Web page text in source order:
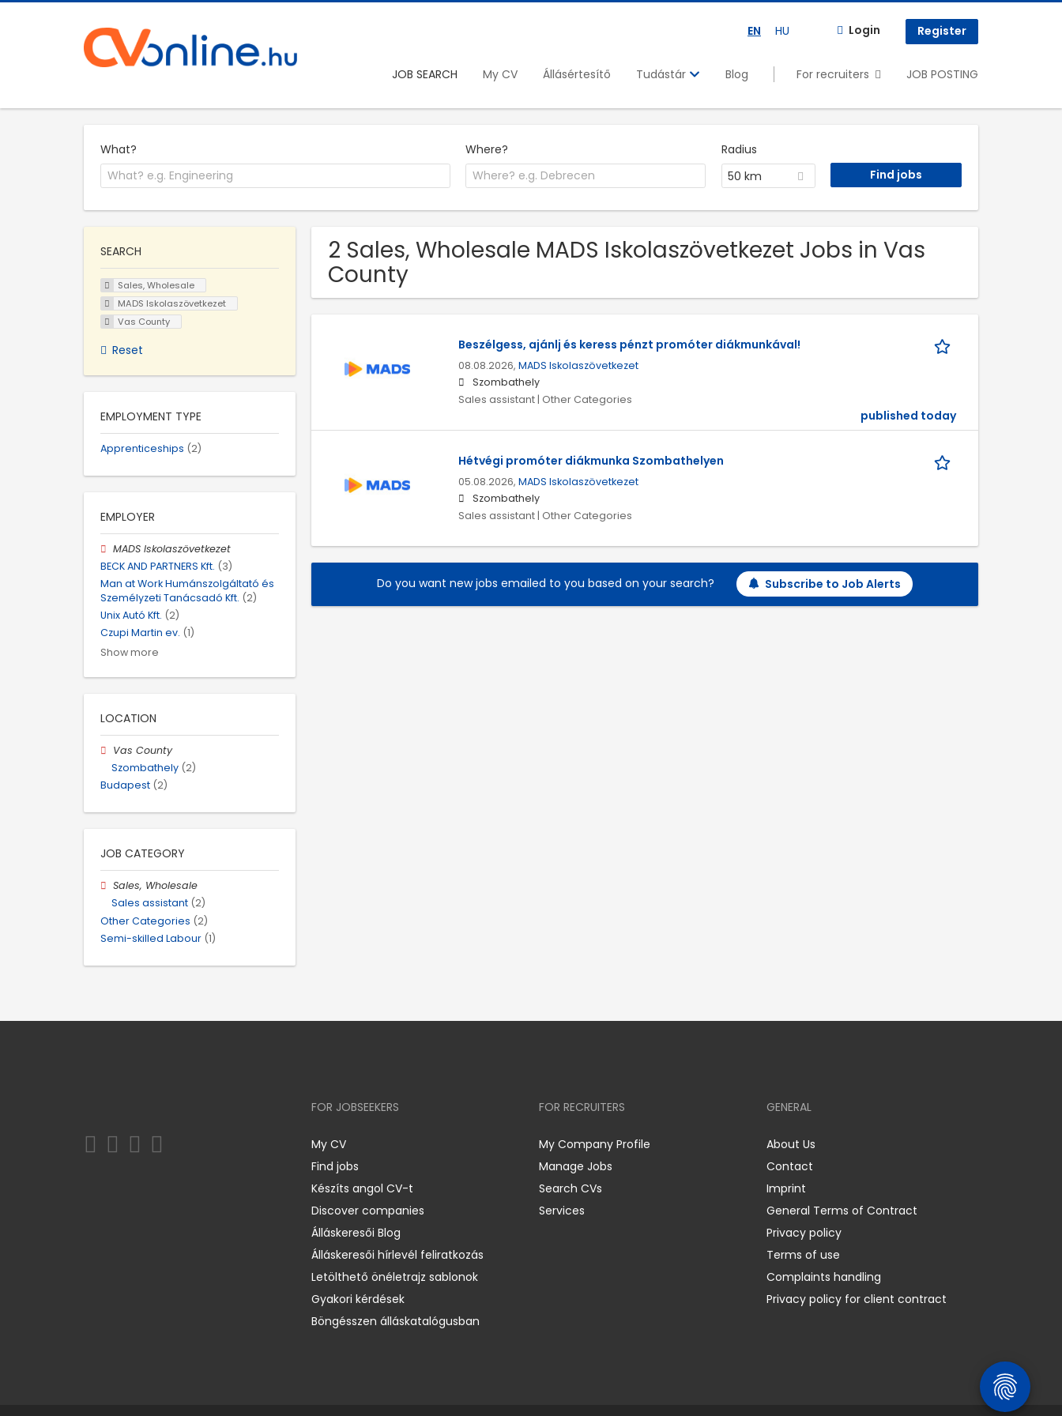
EN HU Login Register
JOB SEARCH My CV Állásértesítő Tudástár Blog For recruiters JOB POSTING
What? Where?
Radius
50 km
2 Sales, Wholesale MADS Iskolaszövetkezet Jobs in Vas
County
Beszélgess, ajánlj és keress pénzt promóter diákmunkával!
08.08.2026, MADS Iskolaszövetkezet
Szombathely
Sales assistant | Other Categories
published today
Hétvégi promóter diákmunka Szombathelyen
05.08.2026, MADS Iskolaszövetkezet
Szombathely
Sales assistant | Other Categories
Do you want new jobs emailed to you based on your search? Subscribe to Job Alerts
SEARCH
Sales, Wholesale
MADS Iskolaszövetkezet
Vas County
Reset
EMPLOYMENT TYPE
Apprenticeships (2)
EMPLOYER
MADS Iskolaszövetkezet
BECK AND PARTNERS Kft. (3)
Man at Work Humánszolgáltató és
Személyzeti Tanácsadó Kft. (2)
Unix Autó Kft. (2)
Czupi Martin ev. (1)
Show more
LOCATION
Vas County
Szombathely (2)
Budapest (2)
JOB CATEGORY
Sales, Wholesale
Sales assistant (2)
Other Categories (2)
Semi-skilled Labour (1)
FOR JOBSEEKERS
My CV
Find jobs
Készíts angol CV-t
Discover companies
Álláskeresői Blog
Álláskeresői hírlevél feliratkozás
Letölthető önéletrajz sablonok
Gyakori kérdések
Böngésszen álláskatalógusban
FOR RECRUITERS
My Company Profile
Manage Jobs
Search CVs
Services
GENERAL
About Us
Contact
Imprint
General Terms of Contract
Privacy policy
Terms of use
Complaints handling
Privacy policy for client contract